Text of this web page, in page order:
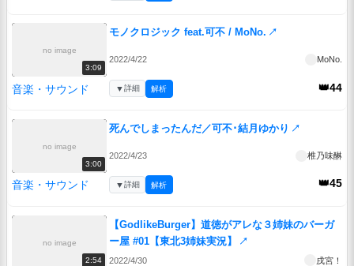
no image
3:09
モノクロジック feat.可不 / MoNo. ↗
2022/4/22 MoNo.
音楽・サウンド 👑44
▼詳細 解析
no image
3:00
死んでしまったんだ／可不･結月ゆかり ↗
2022/4/23 椎乃味醂
音楽・サウンド 👑45
▼詳細 解析
no image
2:54
【GodlikeBurger】道徳がアレな３姉妹のバーガ
ー屋 #01【東北3姉妹実況】
↗
2022/4/30 戌宮！